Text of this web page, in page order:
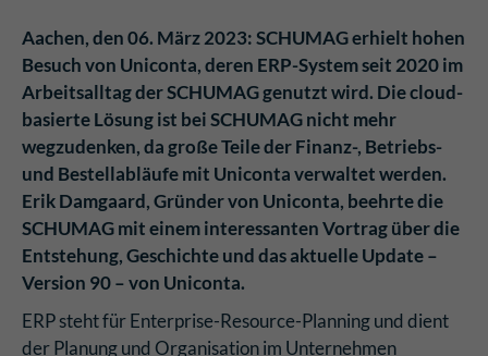
Aachen, den 06. März 2023: SCHUMAG erhielt hohen
Besuch von Uniconta, deren ERP-System seit 2020 im
Arbeitsalltag der SCHUMAG genutzt wird. Die cloud-
basierte Lösung ist bei SCHUMAG nicht mehr
wegzudenken, da große Teile der Finanz-, Betriebs-
und Bestellabläufe mit Uniconta verwaltet werden.
Erik Damgaard, Gründer von Uniconta, beehrte die
SCHUMAG mit einem interessanten Vortrag über die
Entstehung, Geschichte und das aktuelle Update –
Version 90 – von Uniconta.
ERP steht für Enterprise-Resource-Planning und dient
der Planung und Organisation im Unternehmen